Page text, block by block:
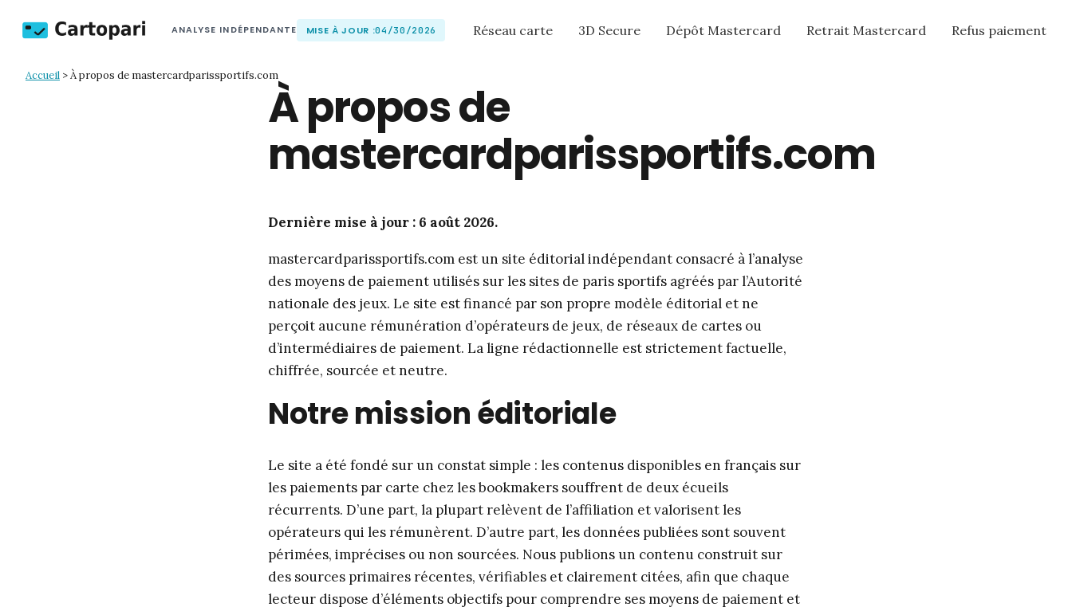
ANALYSE INDÉPENDANTE MISE À JOUR :04/30/2026 Réseau carte 3D Secure Dépôt Mastercard Retrait Mastercard Refus paiement
Accueil >À propos de mastercardparissportifs.com
À propos de
mastercardparissportifs.com
Dernière mise à jour : 6 août 2026.
mastercardparissportifs.com est un site éditorial indépendant consacré à l’analyse
des moyens de paiement utilisés sur les sites de paris sportifs agréés par l’Autorité
nationale des jeux. Le site est financé par son propre modèle éditorial et ne
perçoit aucune rémunération d’opérateurs de jeux, de réseaux de cartes ou
d’intermédiaires de paiement. La ligne rédactionnelle est strictement factuelle,
chiffrée, sourcée et neutre.
Notre mission éditoriale
Le site a été fondé sur un constat simple : les contenus disponibles en français sur
les paiements par carte chez les bookmakers souffrent de deux écueils
récurrents. D’une part, la plupart relèvent de l’affiliation et valorisent les
opérateurs qui les rémunèrent. D’autre part, les données publiées sont souvent
périmées, imprécises ou non sourcées. Nous publions un contenu construit sur
des sources primaires récentes, vérifiables et clairement citées, afin que chaque
lecteur dispose d’éléments objectifs pour comprendre ses moyens de paiement et